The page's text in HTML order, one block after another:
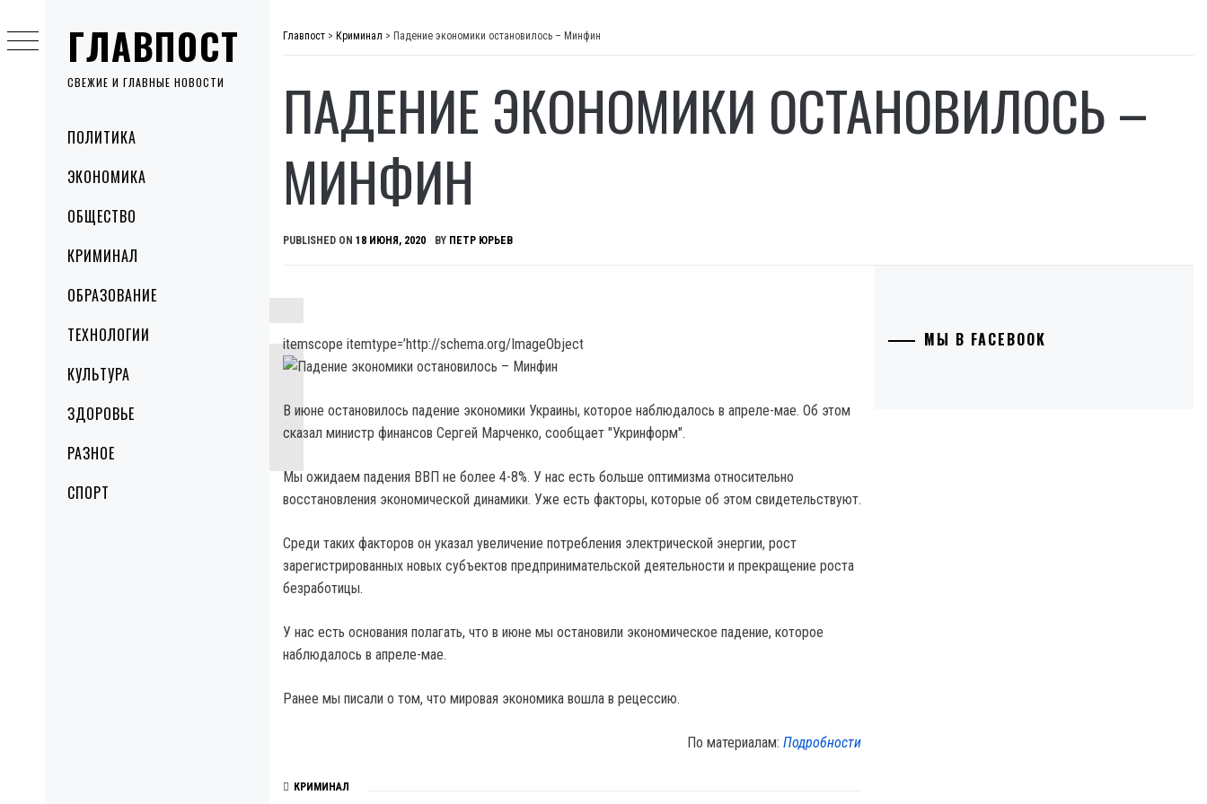
ГЛАВПОСТ
СВЕЖИЕ И ГЛАВНЫЕ НОВОСТИ
MenuПОЛИТИКА
ЭКОНОМИКА
ОБЩЕСТВО
КРИМИНАЛ
ОБРАЗОВАНИЕ
ТЕХНОЛОГИИ
КУЛЬТУРА
ЗДОРОВЬЕ
РАЗНОЕ
СПОРТ
to
content
Главпост > Криминал > Падение экономики остановилось – Минфин
ПАДЕНИЕ ЭКОНОМИКИ ОСТАНОВИЛОСЬ –
МИНФИН
PUBLISHED ON 18 ИЮНЯ, 2020 BY ПЕТР ЮРЬЕВ
itemscope itemtype=’http://schema.org/ImageObject
В июне остановилось падение экономики Украины, которое наблюдалось в апреле-мае. Об этом
сказал министр финансов Сергей Марченко, сообщает "Укринформ".
Мы ожидаем падения ВВП не более 4-8%. У нас есть больше оптимизма относительно
восстановления экономической динамики. Уже есть факторы, которые об этом свидетельствуют.
Среди таких факторов он указал увеличение потребления электрической энергии, рост
зарегистрированных новых субъектов предпринимательской деятельности и прекращение роста
безработицы.
У нас есть основания полагать, что в июне мы остановили экономическое падение, которое
наблюдалось в апреле-мае.
Ранее мы писали о том, что мировая экономика вошла в рецессию.
По материалам:Подробности
КРИМИНАЛ
МЫ В FACEBOOK